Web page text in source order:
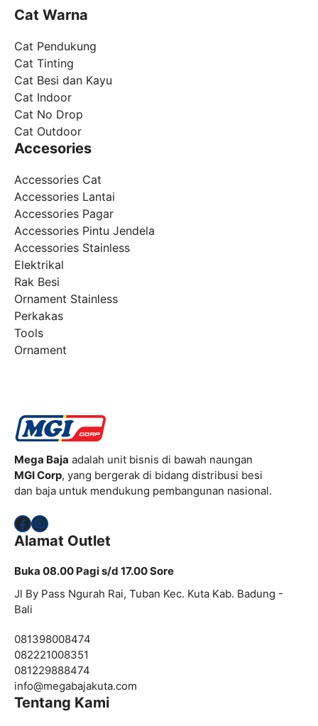
Cat Warna
Cat Pendukung
Cat Tinting
Cat Besi dan Kayu
Cat Indoor
Cat No Drop
Cat Outdoor
Accesories
Accessories Cat
Accessories Lantai
Accessories Pagar
Accessories Pintu Jendela
Accessories Stainless
Elektrikal
Rak Besi
Ornament Stainless
Perkakas
Tools
Ornament
Mega Baja adalah unit bisnis di bawah naungan
MGI Corp, yang bergerak di bidang distribusi besi
dan baja untuk mendukung pembangunan nasional.
Facebook
Instagram
Alamat Outlet
Buka 08.00 Pagi s/d 17.00 Sore
Jl By Pass Ngurah Rai, Tuban Kec. Kuta Kab. Badung -
Bali
081398008474
082221008351
081229888474
info@megabajakuta.com
Tentang Kami